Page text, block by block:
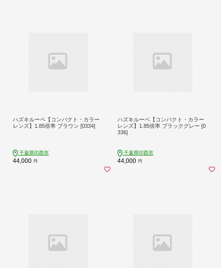
ハズキルーペ【コンパクト・カラー
レンズ】1.85倍率 ブラウン [0334]
千葉県印西市
44,000 円
ハズキルーペ【コンパクト・カラー
レンズ】1.85倍率 ブラックグレー [0
336]
千葉県印西市
44,000 円